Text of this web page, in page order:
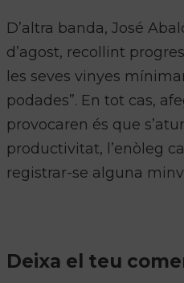
D’altra banda, José
d’agost, recollint
les seves vinyes
podades”. En tot cas,
provocaren és que
productivitat, l’enòleg
registrar-se alguna
Deixa el teu